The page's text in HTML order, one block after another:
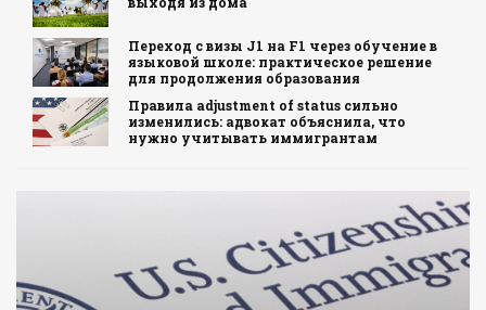
Переход с визы J1 на F1 через обучение в
языковой школе: практическое решение
для продолжения образования
Правила adjustment of status сильно
изменились: адвокат объяснила, что
нужно учитывать иммигрантам